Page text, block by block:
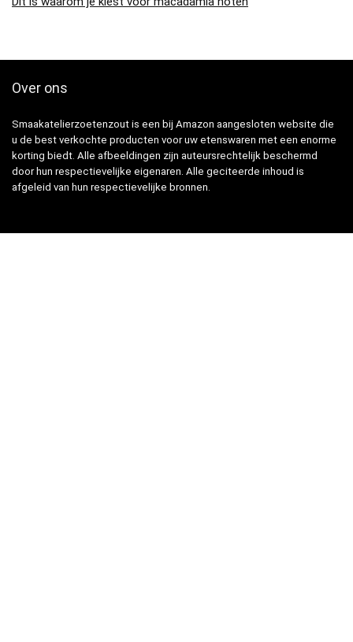
Over ons
Smaakatelierzoetenzout is een bij Amazon aangesloten website die
u de best verkochte producten voor uw etenswaren met een enorme
korting biedt. Alle afbeeldingen zijn auteursrechtelijk beschermd
door hun respectievelijke eigenaren. Alle geciteerde inhoud is
afgeleid van hun respectievelijke bronnen.